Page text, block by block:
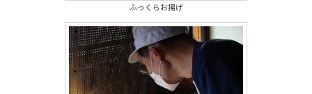
ふっくらお揚げ